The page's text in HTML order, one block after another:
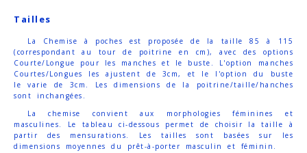
Tailles
La Chemise à poches est proposée de la taille 85 à 115
(correspondant au tour de poitrine en cm), avec des options
Courte/Longue pour les manches et le buste. L'option manches
Courtes/Longues les ajustent de 3cm, et le l'option du buste
le varie de 3cm. Les dimensions de la poitrine/taille/hanches
sont inchangées.
La chemise convient aux morphologies féminines et
masculines. Le tableau ci-dessous permet de choisir la taille à
partir des mensurations. Les tailles sont basées sur les
dimensions moyennes du prêt-à-porter masculin et féminin.